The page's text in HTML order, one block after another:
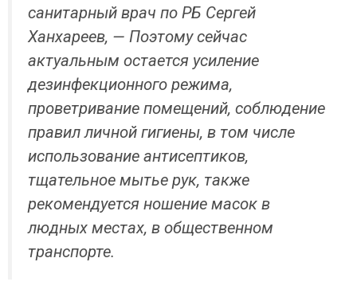
санитарный врач по РБ Сергей
Ханхареев, — Поэтому сейчас
актуальным остается усиление
дезинфекционного режима,
проветривание помещений, соблюдение
правил личной гигиены, в том числе
использование антисептиков,
тщательное мытье рук, также
рекомендуется ношение масок в
людных местах, в общественном
транспорте.